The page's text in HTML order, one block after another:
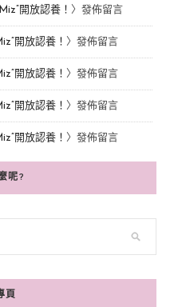
開放認養！ 〉發佈留言
開放認養！ 〉發佈留言
開放認養！ 〉發佈留言
開放認養！ 〉發佈留言
開放認養！ 〉發佈留言
呢?
頁